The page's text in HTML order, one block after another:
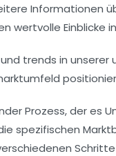
Informationen
wertvolle Einblicke
Prozess, der es
spezifischen